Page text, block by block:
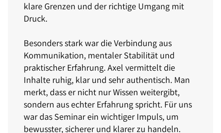
klare Grenzen und der richtige Umgang mit
Druck.
Besonders stark war die Verbindung aus
Kommunikation, mentaler Stabilität und
praktischer Erfahrung. Axel vermittelt die
Inhalte ruhig, klar und sehr authentisch. Man
merkt, dass er nicht nur Wissen weitergibt,
sondern aus echter Erfahrung spricht. Für uns
war das Seminar ein wichtiger Impuls, um
bewusster, sicherer und klarer zu handeln.